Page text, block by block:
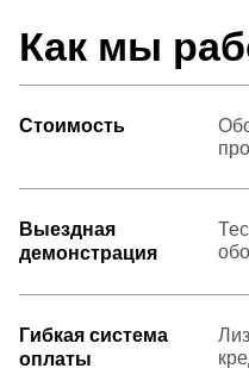
Как мы
Стоимость
Выездная
демонстрация
Гибкая система
оплаты